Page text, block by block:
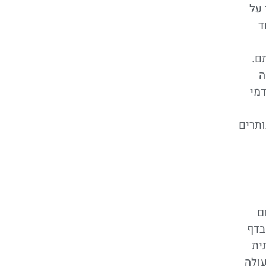
על